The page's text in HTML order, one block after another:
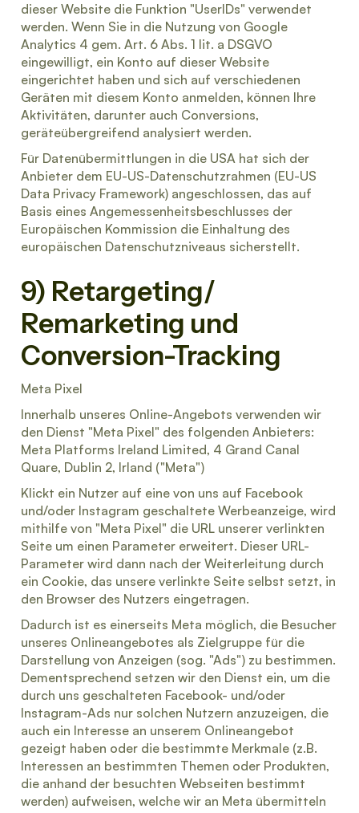
dieser Website die Funktion "UserIDs" verwendet
werden. Wenn Sie in die Nutzung von Google
Analytics 4 gem. Art. 6 Abs. 1 lit. a DSGVO
eingewilligt, ein Konto auf dieser Website
eingerichtet haben und sich auf verschiedenen
Geräten mit diesem Konto anmelden, können Ihre
Aktivitäten, darunter auch Conversions,
geräteübergreifend analysiert werden.
Für Datenübermittlungen in die USA hat sich der
Anbieter dem EU-US-Datenschutzrahmen (EU-US
Data Privacy Framework) angeschlossen, das auf
Basis eines Angemessenheitsbeschlusses der
Europäischen Kommission die Einhaltung des
europäischen Datenschutzniveaus sicherstellt.
9) Retargeting/
Remarketing und
Conversion-Tracking
Meta Pixel
Innerhalb unseres Online-Angebots verwenden wir
den Dienst "Meta Pixel" des folgenden Anbieters:
Meta Platforms Ireland Limited, 4 Grand Canal
Quare, Dublin 2, Irland ("Meta")
Klickt ein Nutzer auf eine von uns auf Facebook
und/oder Instagram geschaltete Werbeanzeige, wird
mithilfe von "Meta Pixel" die URL unserer verlinkten
Seite um einen Parameter erweitert. Dieser URL-
Parameter wird dann nach der Weiterleitung durch
ein Cookie, das unsere verlinkte Seite selbst setzt, in
den Browser des Nutzers eingetragen.
Dadurch ist es einerseits Meta möglich, die Besucher
unseres Onlineangebotes als Zielgruppe für die
Darstellung von Anzeigen (sog. "Ads") zu bestimmen.
Dementsprechend setzen wir den Dienst ein, um die
durch uns geschalteten Facebook- und/oder
Instagram-Ads nur solchen Nutzern anzuzeigen, die
auch ein Interesse an unserem Onlineangebot
gezeigt haben oder die bestimmte Merkmale (z.B.
Interessen an bestimmten Themen oder Produkten,
die anhand der besuchten Webseiten bestimmt
werden) aufweisen, welche wir an Meta übermitteln